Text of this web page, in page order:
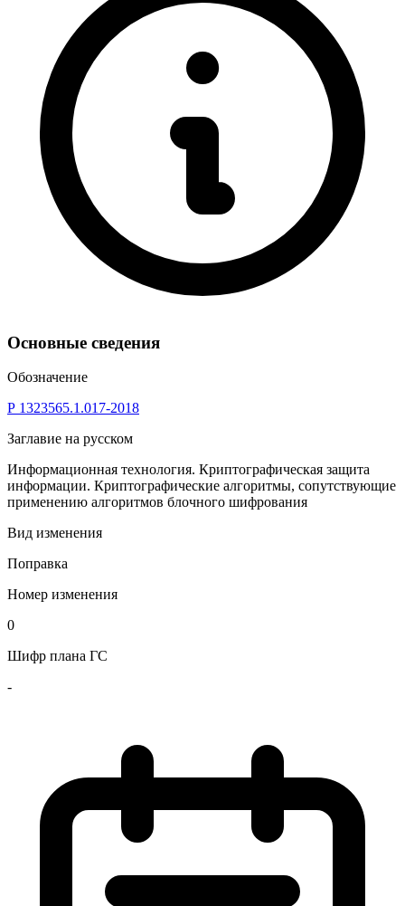
Основные сведения
Обозначение
Р 1323565.1.017-2018
Заглавие на русском
Информационная технология. Криптографическая защита
информации. Криптографические алгоритмы, сопутствующие
применению алгоритмов блочного шифрования
Вид изменения
Поправка
Номер изменения
0
Шифр плана ГС
-